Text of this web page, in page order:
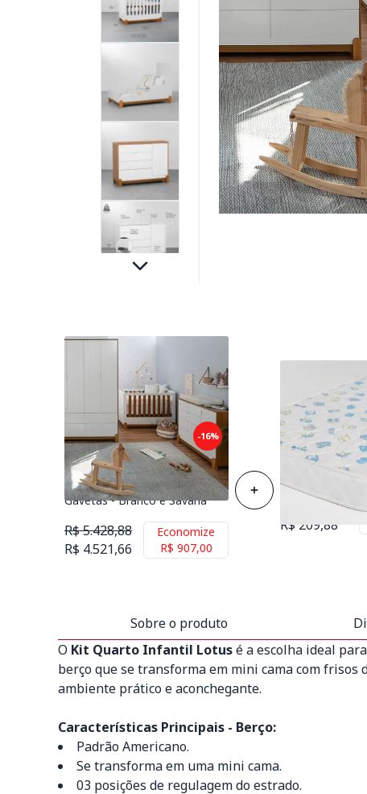
-16%
Kit Quarto Infantil Lotus Berço
Mini Cama com Frisos +
Cômoda 4 Gavetas e 1 Porta +
Guarda-Roupa 4 Portas com 4
Gavetas - Branco e Savana
R$ 5.428,88
R$ 4.521,66
Economize
R$ 907,00
Colchão de
Berço
R$ 258,88
R$ 209,88
Sobre o produto
O Kit Quarto Infantil Lotusé a escolha ideal
berço que se transforma em mini cama com frisos
ambiente prático e aconchegante.
Características Principais - Berço:
Padrão Americano.
Se transforma em uma mini cama.
03 posições de regulagem do estrado.